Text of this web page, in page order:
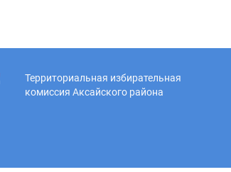
Территориальная избирательная
комиссия Аксайского района